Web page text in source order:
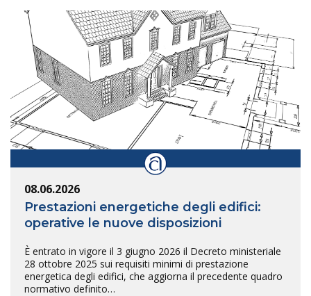
08.06.2026
Prestazioni energetiche degli edifici:
operative le nuove disposizioni
È entrato in vigore il 3 giugno 2026 il Decreto ministeriale
28 ottobre 2025 sui requisiti minimi di prestazione
energetica degli edifici, che aggiorna il precedente quadro
normativo definito…